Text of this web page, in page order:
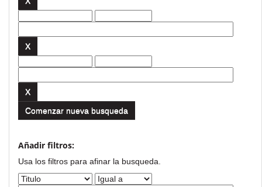
Comenzar nueva busqueda
Añadir filtros:
Usa los filtros para afinar la busqueda.